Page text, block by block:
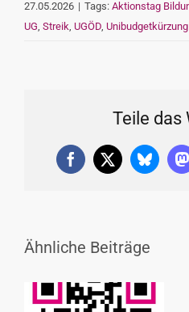
27.05.2026 | Tags: Aktionstag
UG Streik UGÖD Unibudgetkürzung
Teile das
Facebook
X Bluesky
Ähnliche Beiträge